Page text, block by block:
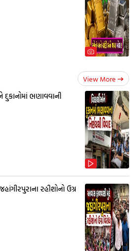
View More
દુકાનોમાં ભણાવવાની
રહીશોનો ઉગ્ર